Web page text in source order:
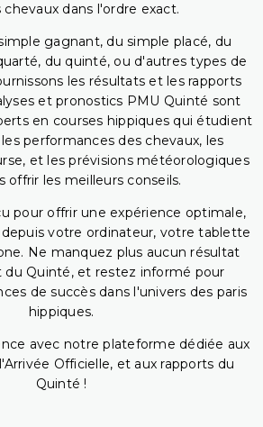
dans l'ordre exact.
gagnant, du simple placé, du
du quinté, ou d'autres types de
les résultats et les rapports
et pronostics PMU Quinté sont
en courses hippiques qui étudient
performances des chevaux, les
et les prévisions météorologiques
offrir les meilleurs conseils.
pour offrir une expérience optimale,
votre ordinateur, votre tablette
Ne manquez plus aucun résultat
du Quinté, et restez informé pour
de succès dans l'univers des paris
hippiques.
avec notre plateforme dédiée aux
Officielle, et aux rapports du
Quinté !